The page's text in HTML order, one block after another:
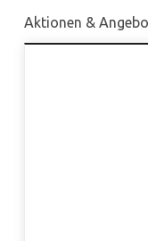
Aktionen &